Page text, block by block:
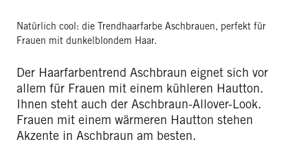
Natürlich cool: die Trendhaarfarbe Aschbrauen, perfekt für
Frauen mit dunkelblondem Haar.
Der Haarfarbentrend Aschbraun eignet sich vor
allem für Frauen mit einem kühleren Hautton.
Ihnen steht auch der Aschbraun-Allover-Look.
Frauen mit einem wärmeren Hautton stehen
Akzente in Aschbraun am besten.